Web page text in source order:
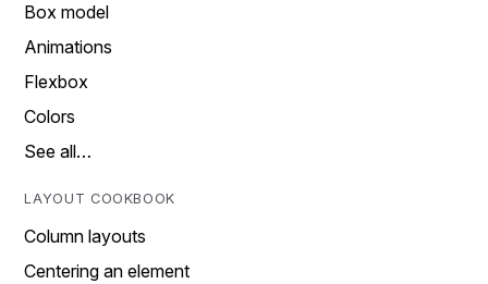
Box model
Animations
Flexbox
Colors
See all…
LAYOUT COOKBOOK
Column layouts
Centering an element